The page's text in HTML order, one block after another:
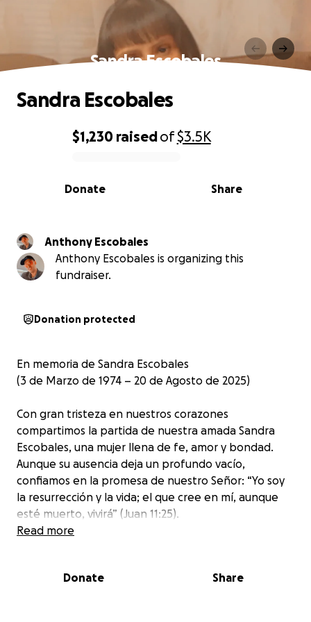
Sandra Escobales
0% complete
$1,230 raisedof$3.5K
Share
Donate
Sandra Escobales
Anthony Escobales
Anthony Escobales is organizing this
fundraiser.
Donation protected
En memoria de Sandra Escobales
(3 de Marzo de 1974 – 20 de Agosto de 2025)
Con gran tristeza en nuestros corazones
compartimos la partida de nuestra amada Sandra
Escobales, una mujer llena de fe, amor y bondad.
Aunque su ausencia deja un profundo vacío,
confiamos en la promesa de nuestro Señor: “Yo soy
la resurrección y la vida; el que cree en mí, aunque
esté muerto, vivirá” (Juan 11:25).
extender su mano con amor. Hoy, nos toca a
Read more
Donate Share